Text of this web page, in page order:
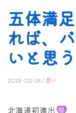
五体満
れば、
いと思う
2019-02-16 / 思い
北海道初進出